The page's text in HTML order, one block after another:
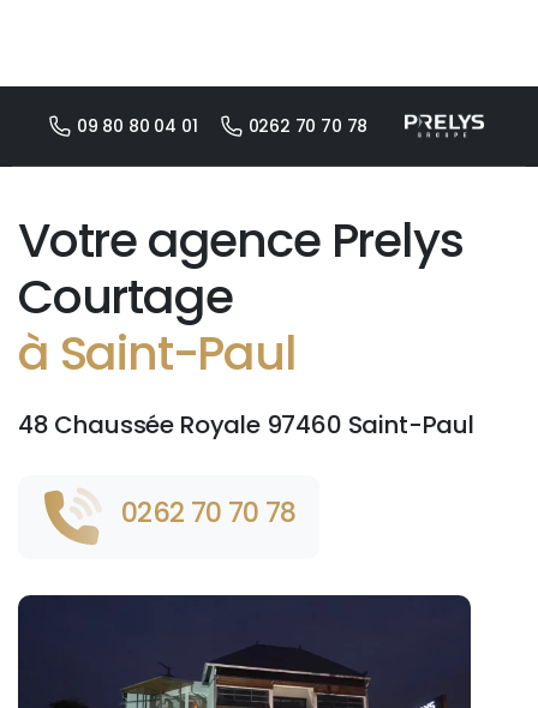
09 80 80 04 01 0262 70 70 78
Votre agence Prelys
Courtage
à Saint-Paul
48 Chaussée Royale 97460 Saint-Paul
0262 70 70 78